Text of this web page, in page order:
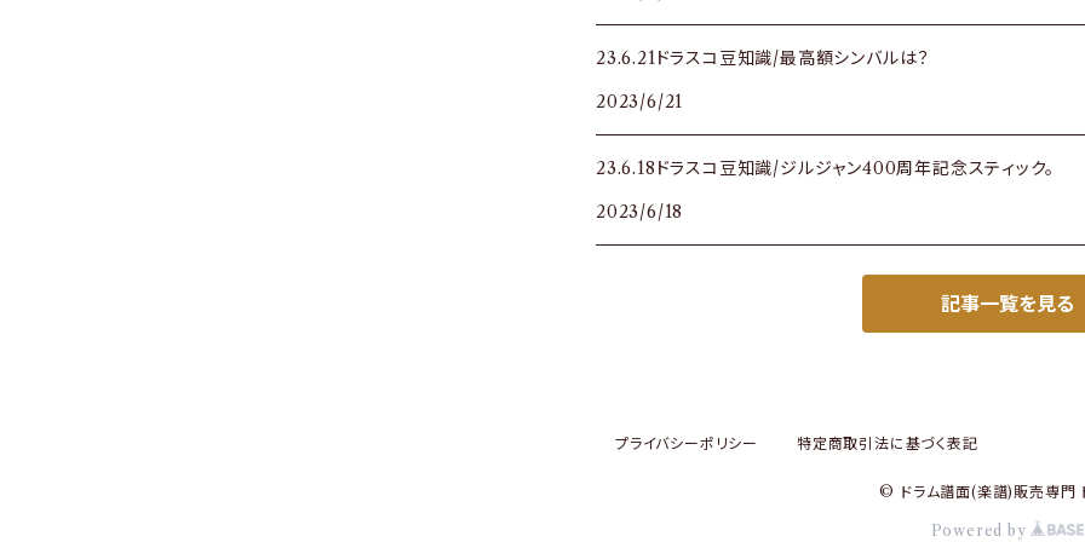
23.6.21ドラスコ豆知識/最高額シンバルは？
2023/6/21
23.6.18ドラスコ豆知識/ジルジャン400周年記念スティック。
2023/6/18
記事一覧を見る
プライバシーポリシー 特定商取引法に基づく表記
© ドラム譜面(楽譜)販売専門
Powered by